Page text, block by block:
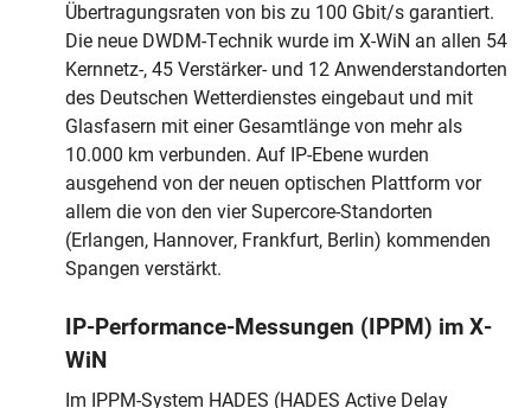
Übertragungsraten von bis zu 100 Gbit/s garantiert.
Die neue DWDM-Technik wurde im X-WiN an allen 54
Kernnetz-, 45 Verstärker- und 12 Anwenderstandorten
des Deutschen Wetterdienstes eingebaut und mit
Glasfasern mit einer Gesamtlänge von mehr als
10.000 km verbunden. Auf IP-Ebene wurden
ausgehend von der neuen optischen Plattform vor
allem die von den vier Supercore-Standorten
(Erlangen, Hannover, Frankfurt, Berlin) kommenden
Spangen verstärkt.
IP-Performance-Messungen (IPPM) im X-
WiN
Im IPPM-System HADES (HADES Active Delay